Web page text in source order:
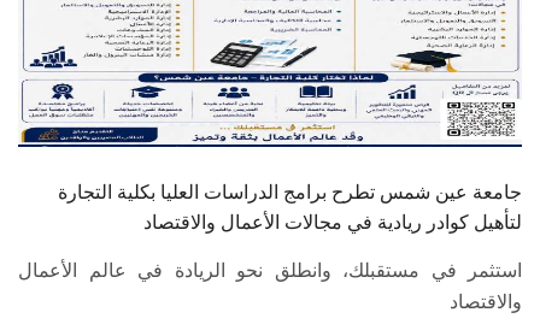
الموظفون
الزائـرون
جامعة عين شمس تطرح برامج الدراسات العليا بكلية التجارة
لتأهيل كوادر ريادية في مجالات الأعمال والاقتصاد
استثمر في مستقبلك، وانطلق نحو الريادة في عالم الأعمال
والاقتصاد